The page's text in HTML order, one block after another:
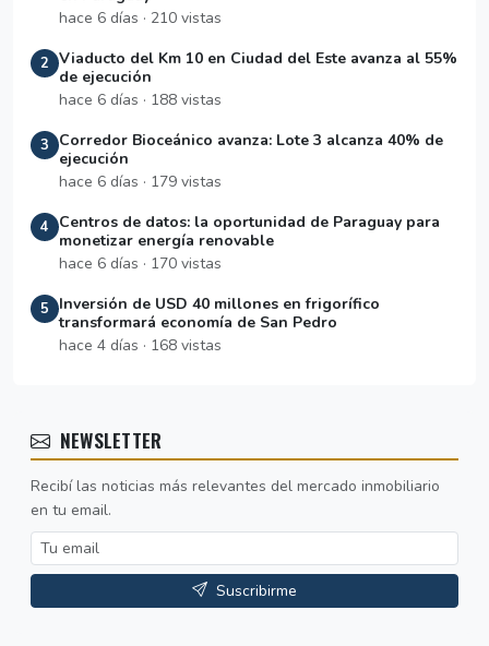
hace 6 días · 210 vistas
2 Viaducto del Km 10 en Ciudad del Este avanza al 55%
de ejecución
hace 6 días · 188 vistas
3
Corredor Bioceánico avanza: Lote 3 alcanza 40% de
ejecución
hace 6 días · 179 vistas
4
Centros de datos: la oportunidad de Paraguay para
monetizar energía renovable
hace 6 días · 170 vistas
5
Inversión de USD 40 millones en frigorífico
transformará economía de San Pedro
hace 4 días · 168 vistas
NEWSLETTER
Recibí las noticias más relevantes del mercado inmobiliario
en tu email.
Suscribirme